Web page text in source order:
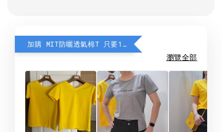
加購 MIT防曬透氣棉T 只要190元
瀏覽全部